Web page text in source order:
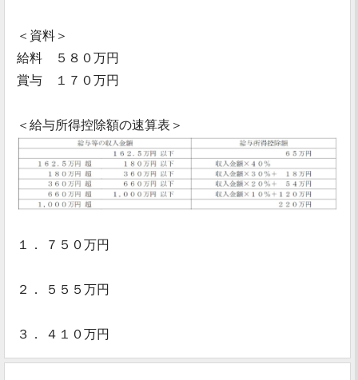
＜資料＞
給料 ５８０万円
賞与 １７０万円
＜給与所得控除額の速算表＞
１． ７５０万円
２． ５５５万円
３． ４１０万円